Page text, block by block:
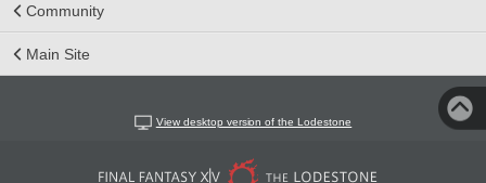
Community
Main Site
View desktop version of the Lodestone